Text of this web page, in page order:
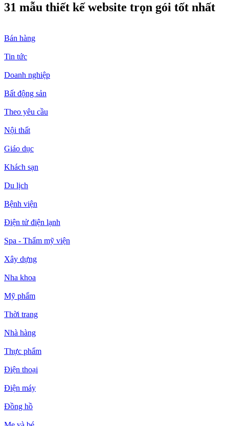
31 mẫu thiết kế website trọn gói tốt nhất
Bán hàng
Tin tức
Doanh nghiệp
Bất động sản
Theo yêu cầu
Nội thất
Giáo dục
Khách sạn
Du lịch
Bệnh viện
Điện tử điện lạnh
Spa - Thẩm mỹ viện
Xây dựng
Nha khoa
Mỹ phẩm
Thời trang
Nhà hàng
Thực phẩm
Điện thoại
Điện máy
Đồng hồ